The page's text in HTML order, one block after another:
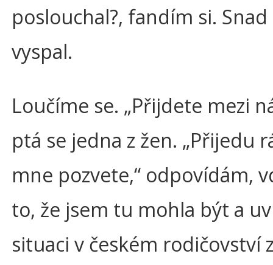
poslouchal?, fandím si.
vyspal.
Loučíme se. „Přijdete mezi
ptá se jedna z žen. „Přijedu
mne pozvete,“ odpovídám,
to, že jsem tu mohla být a
situaci v českém rodičovství